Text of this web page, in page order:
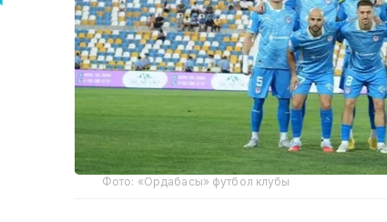
Фото: «Ордабасы» футбол клубы